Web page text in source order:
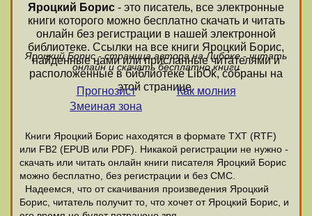
Яроцкий Борис - это писатель, все электронные
книги которого можно бесплатно скачать и читать
онлайн без регистрации в нашей электронной
библиотеке. Ссылки на все книги Яроцкий Борис,
найденные нами или присланные читателями и
расположенные в библиотеке LibOk, собраны на
этой странице.
Яроцкий Борис - страница автора на Либоке - читать
онлайн и скачать бесплатно книги
Прогнозист
Змеиная зона
Как молния
Книги Яроцкий Борис находятся в формате ТХТ (RTF)
или FB2 (EPUB или PDF). Никакой регистрации не нужно -
скачать или читать онлайн книги писателя Яроцкий Борис
можно бесплатно, без регистрации и без СМС.
Надеемся, что от скачивания произведения Яроцкий
Борис, читатель получит то, что хочет от Яроцкий Борис, и